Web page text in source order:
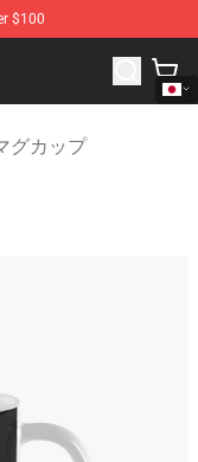
$100
Store
グカップ